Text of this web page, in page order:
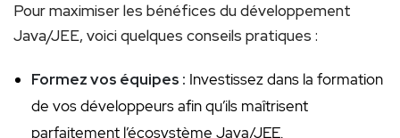
Pour maximiser les bénéfices du développement
Java/JEE, voici quelques conseils pratiques :
Formez vos équipes : Investissez⁤ dans la formation
de vos développeurs afin ‌qu’ils maîtrisent
parfaitement l’écosystème Java/JEE.